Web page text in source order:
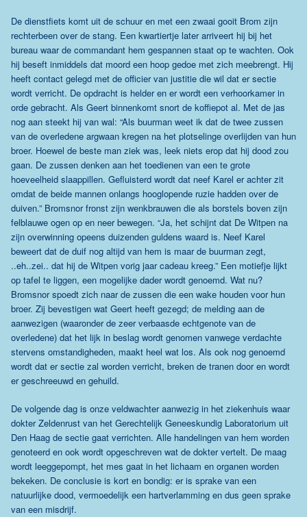
De dienstfiets komt uit de schuur en met een zwaai gooit Brom zijn
rechterbeen over de stang. Een kwartiertje later arriveert hij bij het
bureau waar de commandant hem gespannen staat op te wachten. Ook
hij beseft inmiddels dat moord een hoop gedoe met zich meebrengt. Hij
heeft contact gelegd met de officier van justitie die wil dat er sectie
wordt verricht. De opdracht is helder en er wordt een verhoorkamer in
orde gebracht. Als Geert binnenkomt snort de koffiepot al. Met de jas
nog aan steekt hij van wal: “Als buurman weet ik dat de twee zussen
van de overledene argwaan kregen na het plotselinge overlijden van hun
broer. Hoewel de beste man ziek was, leek niets erop dat hij dood zou
gaan. De zussen denken aan het toedienen van een te grote
hoeveelheid slaappillen. Gefluisterd wordt dat neef Karel er achter zit
omdat de beide mannen onlangs hooglopende ruzie hadden over de
duiven.” Bromsnor fronst zijn wenkbrauwen die als borstels boven zijn
felblauwe ogen op en neer bewegen. “Ja, het schijnt dat De Witpen na
zijn overwinning opeens duizenden guldens waard is. Neef Karel
beweert dat de duif nog altijd van hem is maar de buurman zegt,
..eh..zei.. dat hij de Witpen vorig jaar cadeau kreeg.” Een motiefje lijkt
op tafel te liggen, een mogelijke dader wordt genoemd. Wat nu?
Bromsnor spoedt zich naar de zussen die een wake houden voor hun
broer. Zij bevestigen wat Geert heeft gezegd; de melding aan de
aanwezigen (waaronder de zeer verbaasde echtgenote van de
overledene) dat het lijk in beslag wordt genomen vanwege verdachte
stervens omstandigheden, maakt heel wat los. Als ook nog genoemd
wordt dat er sectie zal worden verricht, breken de tranen door en wordt
er geschreeuwd en gehuild.
De volgende dag is onze veldwachter aanwezig in het ziekenhuis waar
dokter Zeldenrust van het Gerechtelijk Geneeskundig Laboratorium uit
Den Haag de sectie gaat verrichten. Alle handelingen van hem worden
genoteerd en ook wordt opgeschreven wat de dokter vertelt. De maag
wordt leeggepompt, het mes gaat in het lichaam en organen worden
bekeken. De conclusie is kort en bondig: er is sprake van een
natuurlijke dood, vermoedelijk een hartverlamming en dus geen sprake
van een misdrijf.